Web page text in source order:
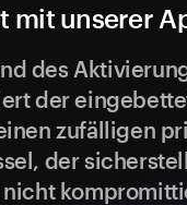
mit unserer
des
der
zufälligen
der
nicht